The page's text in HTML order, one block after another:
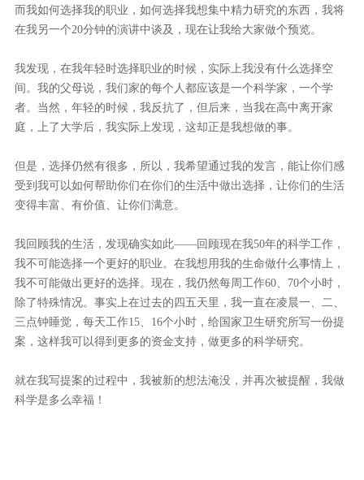
而我如何选择我的职业，如何选择我想集中精力研究的东西，我将
在我另一个20分钟的演讲中谈及，现在让我给大家做个预览。
我发现，在我年轻时选择职业的时候，实际上我没有什么选择空
间。我的父母说，我们家的每个人都应该是一个科学家，一个学
者。当然，年轻的时候，我反抗了，但后来，当我在高中离开家
庭，上了大学后，我实际上发现，这却正是我想做的事。
但是，选择仍然有很多，所以，我希望通过我的发言，能让你们感
受到我可以如何帮助你们在你们的生活中做出选择，让你们的生活
变得丰富、有价值、让你们满意。
我回顾我的生活，发现确实如此——回顾现在我50年的科学工作，
我不可能选择一个更好的职业。在我想用我的生命做什么事情上，
我不可能做出更好的选择。现在，我仍然每周工作60、70个小时，
除了特殊情况。事实上在过去的四五天里，我一直在凌晨一、二、
三点钟睡觉，每天工作15、16个小时，给国家卫生研究所写一份提
案，这样我可以得到更多的资金支持，做更多的科学研究。
就在我写提案的过程中，我被新的想法淹没，并再次被提醒，我做
科学是多么幸福！